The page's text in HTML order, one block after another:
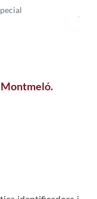
Montmeló.